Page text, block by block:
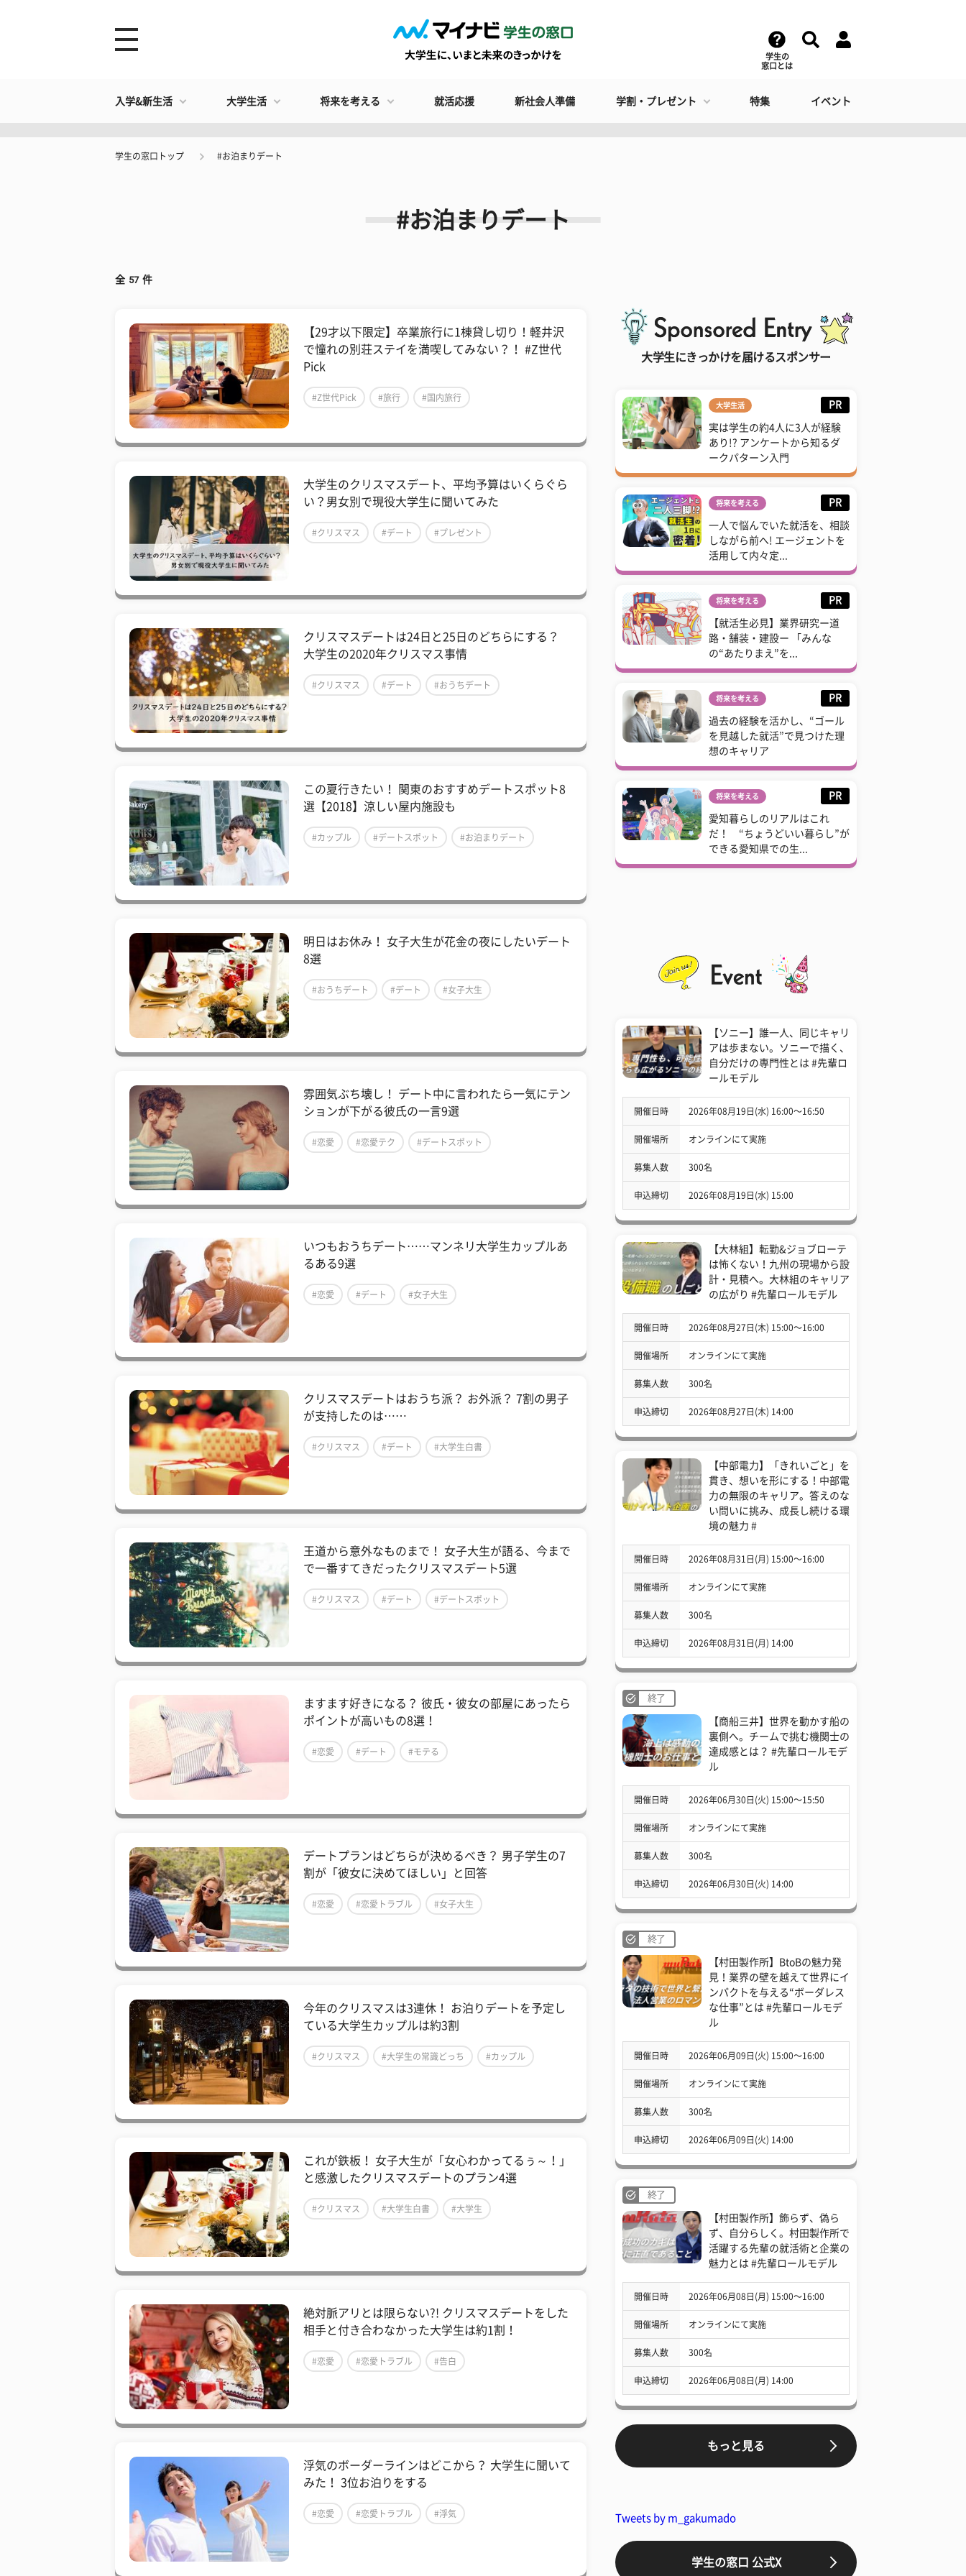
学生の
窓口とは
入学&新生活 大学生活 将来を考える 就活応援 新社会人準備 学割・プレゼント 特集 イベント
学生の窓口トップ #お泊まりデート
#お泊まりデート
全 57 件
【29才以下限定】卒業旅行に1棟貸し切り！軽井沢
で憧れの別荘ステイを満喫してみない？！ #Z世代
Pick
#Z世代Pick #旅行 #国内旅行
大学生のクリスマスデート、平均予算はいくらぐら
い？男女別で現役大学生に聞いてみた
#クリスマス #デート #プレゼント
クリスマスデートは24日と25日のどちらにする？
大学生の2020年クリスマス事情
#クリスマス #デート #おうちデート
この夏行きたい！ 関東のおすすめデートスポット8
選【2018】涼しい屋内施設も
#カップル #デートスポット #お泊まりデート
明日はお休み！ 女子大生が花金の夜にしたいデート
8選
#おうちデート #デート #女子大生
雰囲気ぶち壊し！ デート中に言われたら一気にテン
ションが下がる彼氏の一言9選
#恋愛 #恋愛テク #デートスポット
いつもおうちデート……マンネリ大学生カップルあ
るある9選
#恋愛 #デート #女子大生
クリスマスデートはおうち派？ お外派？ 7割の男子
が支持したのは……
#クリスマス #デート #大学生白書
王道から意外なものまで！ 女子大生が語る、今まで
で一番すてきだったクリスマスデート5選
#クリスマス #デート #デートスポット
ますます好きになる？ 彼氏・彼女の部屋にあったら
ポイントが高いもの8選！
#恋愛 #デート #モテる
デートプランはどちらが決めるべき？ 男子学生の7
割が「彼女に決めてほしい」と回答
#恋愛 #恋愛トラブル #女子大生
今年のクリスマスは3連休！ お泊りデートを予定し
ている大学生カップルは約3割
#クリスマス #大学生の常識どっち #カップル
これが鉄板！ 女子大生が「女心わかってるぅ～！」
と感激したクリスマスデートのプラン4選
#クリスマス #大学生白書 #大学生
​絶対脈アリとは限らない?! クリスマスデートをした
相手と付き合わなかった大学生は約1割！
#恋愛 #恋愛トラブル #告白
浮気のボーダーラインはどこから？ 大学生に聞いて
みた！ 3位お泊りをする
#恋愛 #恋愛トラブル #浮気
大学生にきっかけを届けるスポンサー
大学生活 PR
実は学生の約4人に3人が経験
あり!? アンケートから知るダ
ークパターン入門
将来を考える PR
一人で悩んでいた就活を、相談
しながら前へ! エージェントを
活用して内々定...
将来を考える PR
【就活生必見】業界研究ー道
路・舗装・建設ー 「みんな
の“あたりまえ”を...
将来を考える PR
過去の経験を活かし、“ゴール
を見越した就活”で見つけた理
想のキャリア
将来を考える PR
愛知暮らしのリアルはこれ
だ！ “ちょうどいい暮らし”が
できる愛知県での生...
【ソニー】誰一人、同じキャリ
アは歩まない。ソニーで描く、
自分だけの専門性とは #先輩ロ
ールモデル
開催日時 2026年08月19日(水) 16:00〜16:50
開催場所 オンラインにて実施
募集人数 300名
申込締切 2026年08月19日(水) 15:00
【大林組】転勤&ジョブローテ
は怖くない！九州の現場から設
計・見積へ。大林組のキャリア
の広がり #先輩ロールモデル
開催日時 2026年08月27日(木) 15:00〜16:00
開催場所 オンラインにて実施
募集人数 300名
申込締切 2026年08月27日(木) 14:00
【中部電力】「きれいごと」を
貫き、想いを形にする！中部電
力の無限のキャリア。答えのな
い問いに挑み、成長し続ける環
境の魅力 #
開催日時 2026年08月31日(月) 15:00〜16:00
開催場所 オンラインにて実施
募集人数 300名
申込締切 2026年08月31日(月) 14:00
終了
【商船三井】世界を動かす船の
裏側へ。チームで挑む機関士の
達成感とは？ #先輩ロールモデ
ル
開催日時 2026年06月30日(火) 15:00〜15:50
開催場所 オンラインにて実施
募集人数 300名
申込締切 2026年06月30日(火) 14:00
終了
【村田製作所】BtoBの魅力発
見！業界の壁を越えて世界にイ
ンパクトを与える“ボーダレス
な仕事”とは #先輩ロールモデ
ル
開催日時 2026年06月09日(火) 15:00〜16:00
開催場所 オンラインにて実施
募集人数 300名
申込締切 2026年06月09日(火) 14:00
終了
【村田製作所】飾らず、偽ら
ず、自分らしく。村田製作所で
活躍する先輩の就活術と企業の
魅力とは #先輩ロールモデル
開催日時 2026年06月08日(月) 15:00〜16:00
開催場所 オンラインにて実施
募集人数 300名
申込締切 2026年06月08日(月) 14:00
もっと見る
Tweets by m_gakumado
学生の窓口 公式X